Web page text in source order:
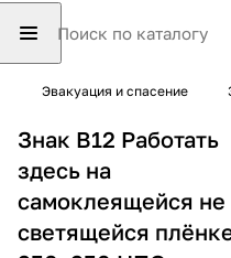
Эвакуация и спасение
Знак B12 Работать
здесь на
самоклеящейся не
светящейся